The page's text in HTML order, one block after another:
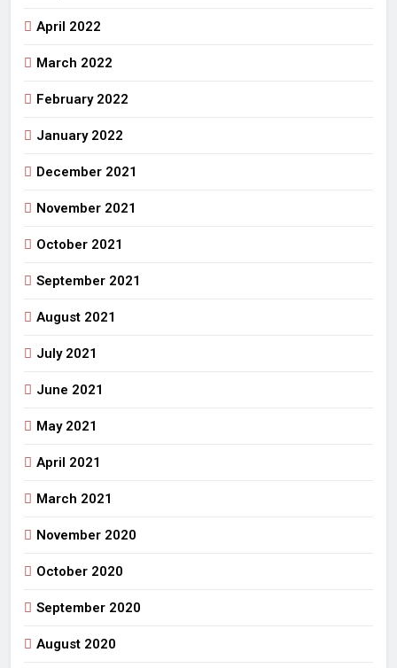
April 2022
March 2022
February 2022
January 2022
December 2021
November 2021
October 2021
September 2021
August 2021
July 2021
June 2021
May 2021
April 2021
March 2021
November 2020
October 2020
September 2020
August 2020